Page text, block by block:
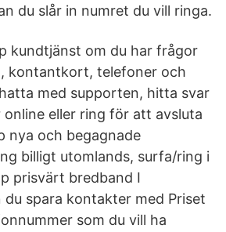
du slår in numret du vill ringa.
kundtjänst om du har frågor
kontantkort, telefoner och
med supporten, hitta svar
eller ring för att avsluta
nya och begagnade
billigt utomlands, surfa/ring i
prisvärt bredband I
du spara kontakter med Priset
som du vill ha